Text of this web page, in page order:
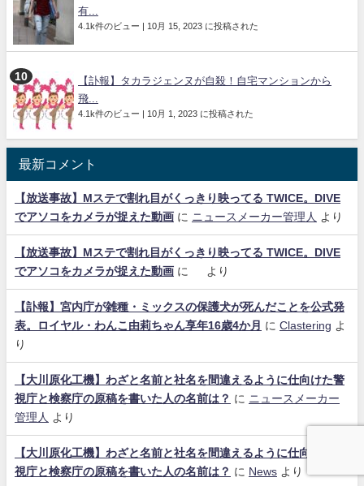
有...
4.1k件のビュー 10月 15, 2023 に投稿された
【訃報】タカラジェンヌが自殺！自宅マンションから
飛...
4.1k件のビュー 10月 1, 2023 に投稿された
最新コメント
【放送事故】Mステで割れ目がくっきり映ってる TWICE。DIVE
でアソコをカメラが捉えた動画 に ニュースメーカー管理人 より
【放送事故】Mステで割れ目がくっきり映ってる TWICE。DIVE
でアソコをカメラが捉えた動画 に より
【訃報】宮内庁が雑種・ミックスの保護犬が死んだことを公式発
表。ロイヤル・わんこ由莉ちゃん享年16歳4か月
に Clastering よ
り
【大川原化工機】わざと名前と社名を間違えるように仕向けた警
視庁と検察庁の原稿を書いた人の名前は？ に ニュースメーカー
管理人
より
【大川原化工機】わざと名前と社名を間違えるように仕向けた警
視庁と検察庁の原稿を書いた人の名前は？ に News より